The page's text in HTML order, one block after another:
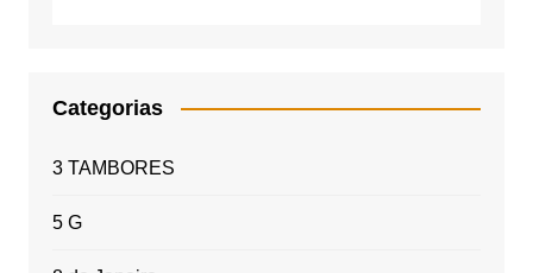
Categorias
3 TAMBORES
5 G